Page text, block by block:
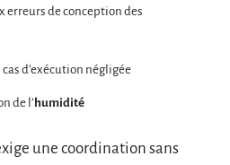
erreurs de conception des
cas d’exécution négligée
de l’humidité
une coordination sans